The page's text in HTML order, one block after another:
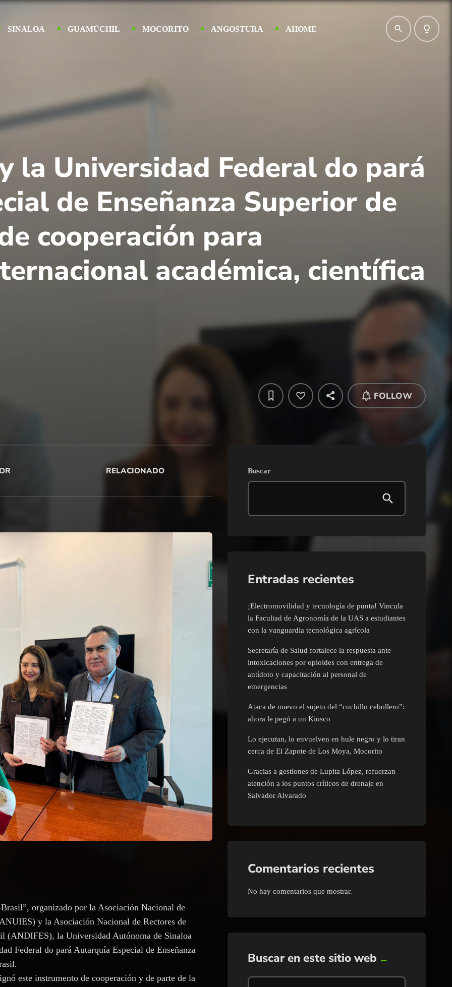
SINALOA GUAMÚCHIL MOCORITO ANGOSTURA AHOME search lightbulb_outline
la Universidad Federal do pará
de Enseñanza Superior de
cooperación para
académica, científica
FOLLOW
RELACIONADO
organizado por la Asociación Nacional de
y la Asociación Nacional de Rectores de
(ANDIFES), la Universidad Autónoma de Sinaloa
Federal do pará Autarquía Especial de Enseñanza
este instrumento de cooperación y de parte de la
Buscar
Entradas recientes
¡Electromovilidad y tecnología de punta! Vincula
la Facultad de Agronomía de la UAS a estudiantes
con la vanguardia tecnológica agrícola
Secretaría de Salud fortalece la respuesta ante
intoxicaciones por opioides con entrega de
antídoto y capacitación al personal de
emergencias
Ataca de nuevo el sujeto del “cuchillo cebollero”:
ahora le pegó a un Kiosco
Lo ejecutan, lo envuelven en hule negro y lo tiran
cerca de El Zapote de Los Moya, Mocorito
Gracias a gestiones de Lupita López, refuerzan
atención a los puntos críticos de drenaje en
Salvador Alvarado
Comentarios recientes
No hay comentarios que mostrar.
Buscar en este sitio web